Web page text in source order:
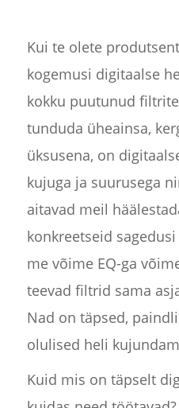
Kui te olete
kogemusi digitaalse
kokku puutunud
tunduda üheainsa,
üksusena, on
kujuga ja suurusega
aitavad meil
konkreetseid
me võime EQ-ga
teevad filtrid sama
Nad on täpsed,
olulised heli
Kuid mis on täpselt